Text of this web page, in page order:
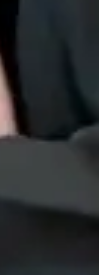
Als Dachdecker passt
Provisorien, die zwei
Was wacklige IT-
Provisorien kollabieren